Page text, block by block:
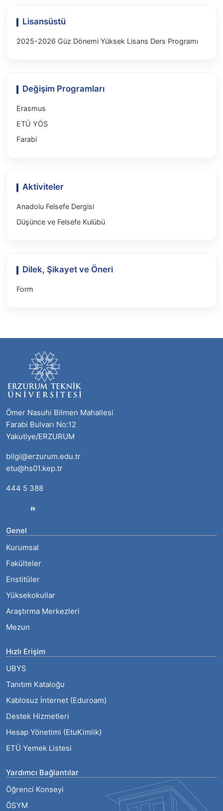
Lisansüstü
2025-2026 Güz Dönemi Yüksek Lisans Ders Programı
Değişim Programları
Erasmus
ETÜ YÖS
Farabi
Aktiviteler
Anadolu Felsefe Dergisi
Düşünce ve Felsefe Kulübü
Dilek, Şikayet ve Öneri
Form
Ömer Nasuhi Bilmen Mahallesi
Farabi Bulvarı No:12
Yakutiye/ERZURUM
bilgi@erzurum.edu.tr
etu@hs01.kep.tr
444 5 388
Genel
Kurumsal
Fakülteler
Enstitüler
Yüksekokullar
Araştırma Merkezleri
Mezun
Hızlı Erişim
UBYS
Tanıtım Kataloğu
Kablosuz İnternet (Eduroam)
Destek Hizmetleri
Hesap Yönetimi (EtuKimlik)
ETÜ Yemek Listesi
Yardımcı Bağlantılar
Öğrenci Konseyi
ÖSYM